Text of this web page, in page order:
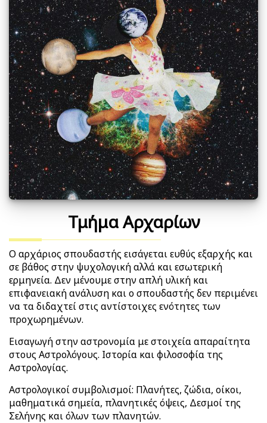
Τμήμα Αρχαρίων
Ο αρχάριος σπουδαστής εισάγεται ευθύς εξαρχής και
σε βάθος στην ψυχολογική αλλά και εσωτερική
ερμηνεία. Δεν μένουμε στην απλή υλική και
επιφανειακή ανάλυση και ο σπουδαστής δεν περιμένει
να τα διδαχτεί στις αντίστοιχες ενότητες των
προχωρημένων.
Εισαγωγή στην αστρονομία με στοιχεία απαραίτητα
στους Αστρολόγους. Ιστορία και φιλοσοφία της
Αστρολογίας.
Αστρολογικοί συμβολισμοί: Πλανήτες, ζώδια, οίκοι,
μαθηματικά σημεία, πλανητικές όψεις, Δεσμοί της
Σελήνης και όλων των πλανητών.